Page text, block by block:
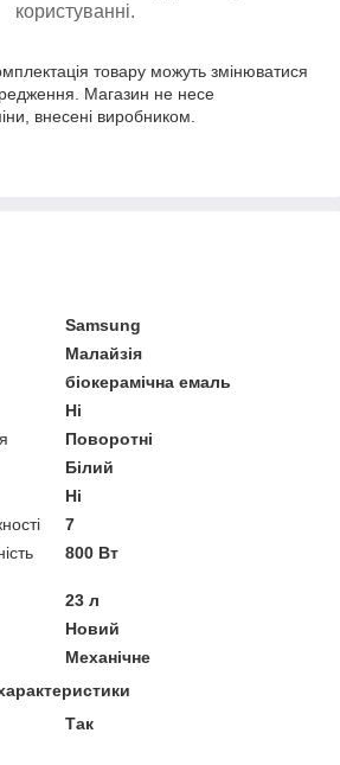
користуванні.
товару можуть змінюватися
Магазин не несе
внесені виробником.
Samsung
Малайзія
біокерамічна емаль
Ні
Поворотні
Білий
Ні
7
800 Вт
23 л
Новий
Механічне
Так